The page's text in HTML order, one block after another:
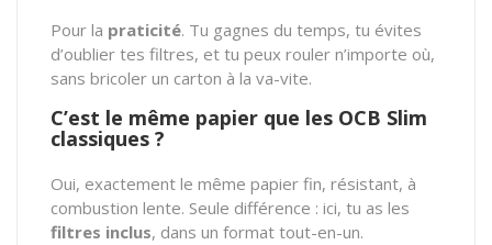
Pour la praticité. Tu gagnes du temps, tu évites
d’oublier tes filtres, et tu peux rouler n’importe où,
sans bricoler un carton à la va-vite.
C’est le même papier que les OCB Slim
classiques ?
Oui, exactement le même papier fin, résistant, à
combustion lente. Seule différence : ici, tu as les
filtres inclus, dans un format tout-en-un.